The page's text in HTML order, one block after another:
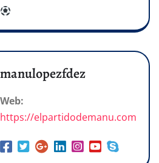
manulopezfdez
Web:
https://elpartidodemanu.com